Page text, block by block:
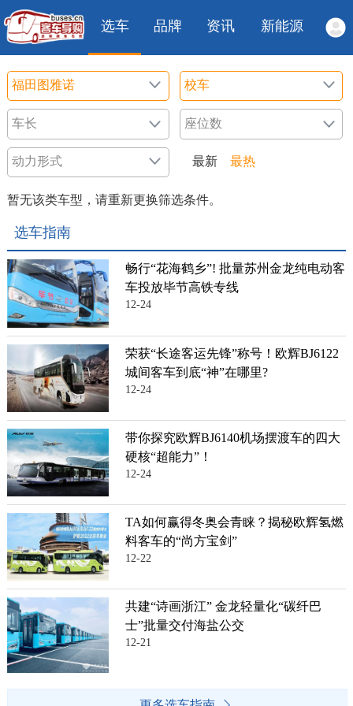
选车 品牌 资讯 新能源
最新 最热
暂无该类车型，请重新更换筛选条件。
选车指南
畅行“花海鹤乡”! 批量苏州金龙纯电动客
车投放毕节高铁专线
12-24
荣获“长途客运先锋”称号！欧辉BJ6122
城间客车到底“神”在哪里?
12-24
带你探究欧辉BJ6140机场摆渡车的四大
硬核“超能力”！
12-24
TA如何赢得冬奥会青睐？揭秘欧辉氢燃
料客车的“尚方宝剑”
12-22
共建“诗画浙江” 金龙轻量化“碳纤巴
士”批量交付海盐公交
12-21